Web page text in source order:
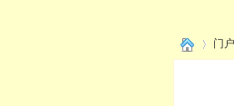
门